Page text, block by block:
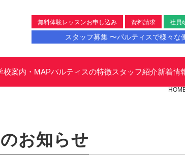
無料体験レッスンお申し込み 資料請求 社員
スタッフ募集 〜パルティスで様々な
校案内・MAPパルティスの特徴スタッフ紹介新着情
お知らせ